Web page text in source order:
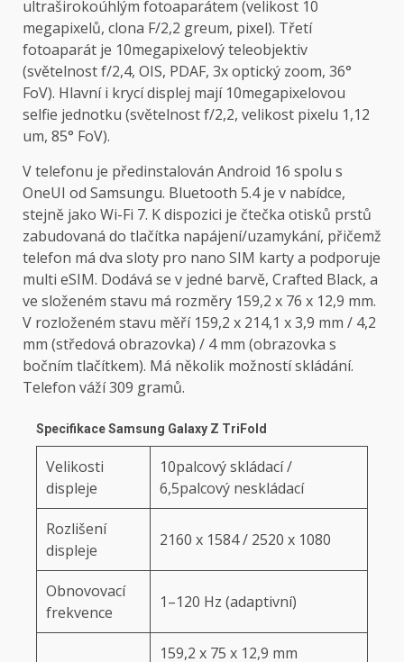
ultraširokoúhlým fotoaparátem (velikost 10
megapixelů, clona F/2,2 greum, pixel). Třetí
fotoaparát je 10megapixelový teleobjektiv
(světelnost f/2,4, OIS, PDAF, 3x optický zoom, 36°
FoV). Hlavní i krycí displej mají 10megapixelovou
selfie jednotku (světelnost f/2,2, velikost pixelu 1,12
um, 85° FoV).
V telefonu je předinstalován Android 16 spolu s
OneUI od Samsungu. Bluetooth 5.4 je v nabídce,
stejně jako Wi-Fi 7. K dispozici je čtečka otisků prstů
zabudovaná do tlačítka napájení/uzamykání, přičemž
telefon má dva sloty pro nano SIM karty a podporuje
multi eSIM. Dodává se v jedné barvě, Crafted Black, a
ve složeném stavu má rozměry 159,2 x 76 x 12,9 mm.
V rozloženém stavu měří 159,2 x 214,1 x 3,9 mm / 4,2
mm (středová obrazovka) / 4 mm (obrazovka s
bočním tlačítkem). Má několik možností skládání.
Telefon váží 309 gramů.
Specifikace Samsung Galaxy Z TriFold
Velikosti
displeje
10palcový skládací /
6,5palcový neskládací
Rozlišení
displeje
2160 x 1584 / 2520 x 1080
Obnovovací
frekvence
1–120 Hz (adaptivní)
159,2 x 75 x 12,9 mm